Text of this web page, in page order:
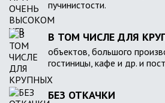
пучинистости.
В ТОМ ЧИСЛЕ ДЛЯ
объектов, большого
гостиницы, кафе и др. и
БЕЗ ОТКАЧКИ